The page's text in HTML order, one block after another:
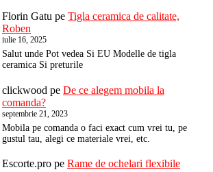
Florin Gatu pe Tigla ceramica de calitate,
Roben
iulie 16, 2025
Salut unde Pot vedea Si EU Modelle de tigla
ceramica Si preturile
clickwood pe De ce alegem mobila la
comanda?
septembrie 21, 2023
Mobila pe comanda o faci exact cum vrei tu, pe
gustul tau, alegi ce materiale vrei, etc.
Escorte.pro pe Rame de ochelari flexibile